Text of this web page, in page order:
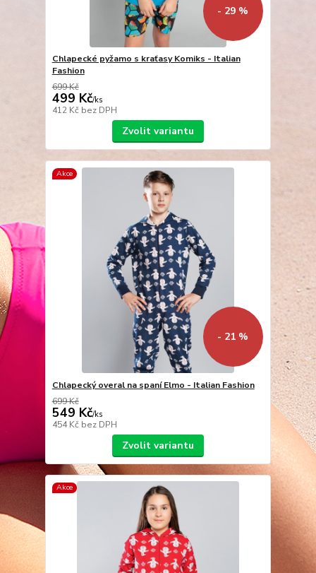
- 29 %
Chlapecké pyžamo s kraťasy Komiks - Italian
Fashion
699 Kč
499 Kč/ks
412 Kč bez DPH
Zvolit variantu
Akce
- 21 %
Chlapecký overal na spaní Elmo - Italian Fashion
699 Kč
549 Kč/ks
454 Kč bez DPH
Zvolit variantu
Akce